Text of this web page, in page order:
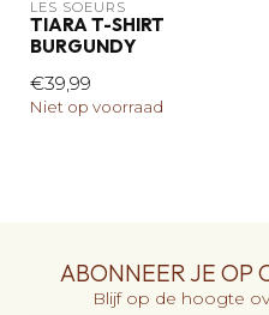
LES SOEURS
TIARA T-SHIRT
BURGUNDY
€39,99
Niet op voorraad
ABONNEER JE OP
Blijf op de hoogte